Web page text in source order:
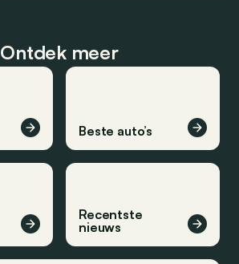
Ontdek meer
Beste auto’s
Recentste
nieuws